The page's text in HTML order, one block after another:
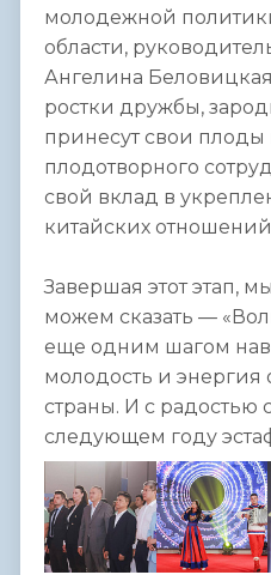
молодежной
области,
Ангелина
ростки дружбы,
принесут свои плоды
плодотворного
свой вклад в
китайских
Завершая этот этап,
можем сказать —
еще одним шагом
молодость и
страны. И с радостью
следующем году